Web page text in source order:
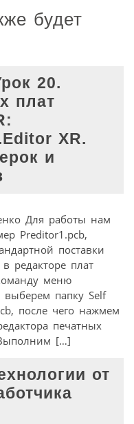
будет
20.
плат
XR.
и
Для работы нам
Preditor1.pcb,
поставки
редакторе плат
меню
папку Self
после чего нажмем
печатных
[…]
от